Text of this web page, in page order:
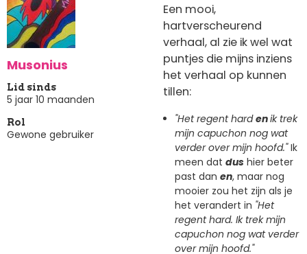
Musonius
Lid sinds
5 jaar 10 maanden
Rol
Gewone gebruiker
Een mooi,
hartverscheurend
verhaal, al zie ik wel wat
puntjes die mijns inziens
het verhaal op kunnen
tillen:
"Het regent hardenik trek
mijn capuchon nog wat
verder over mijn hoofd."Ik
meen dat dushier beter
past dan en, maar nog
mooier zou het zijn als je
het verandert in "Het
regent hard. Ik trek mijn
capuchon nog wat verder
over mijn hoofd."